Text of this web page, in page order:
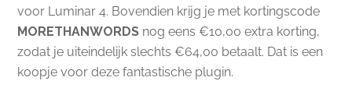
voor Luminar 4. Bovendien krijg je met kortingscode
MORETHANWORDS nog eens €10,00 extra korting,
zodat je uiteindelijk slechts €64,00 betaalt. Dat is een
koopje voor deze fantastische plugin.